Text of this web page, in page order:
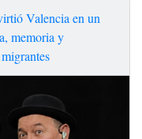
Valencia en un
memoria y